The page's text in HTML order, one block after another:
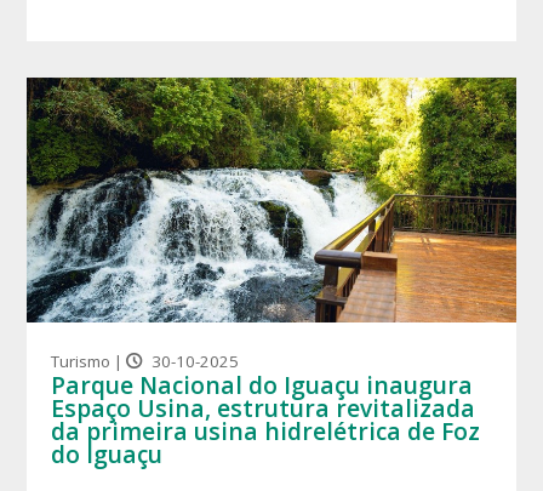
Turismo | 30-10-2025
Parque Nacional do Iguaçu inaugura
Espaço Usina, estrutura revitalizada
da primeira usina hidrelétrica de Foz
do Iguaçu